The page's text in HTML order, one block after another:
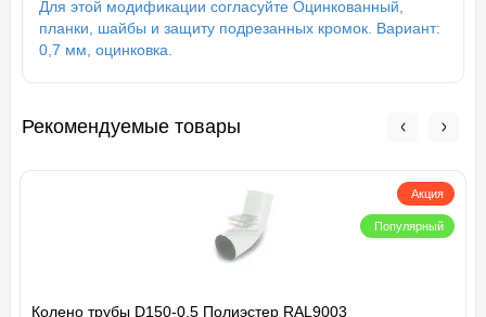
Для этой модификации согласуйте Оцинкованный,
планки, шайбы и защиту подрезанных кромок. Вариант:
0,7 мм, оцинковка.
Рекомендуемые товары
Акция
Популярный
Колено трубы D150-0.5 Полиэстер RAL9003